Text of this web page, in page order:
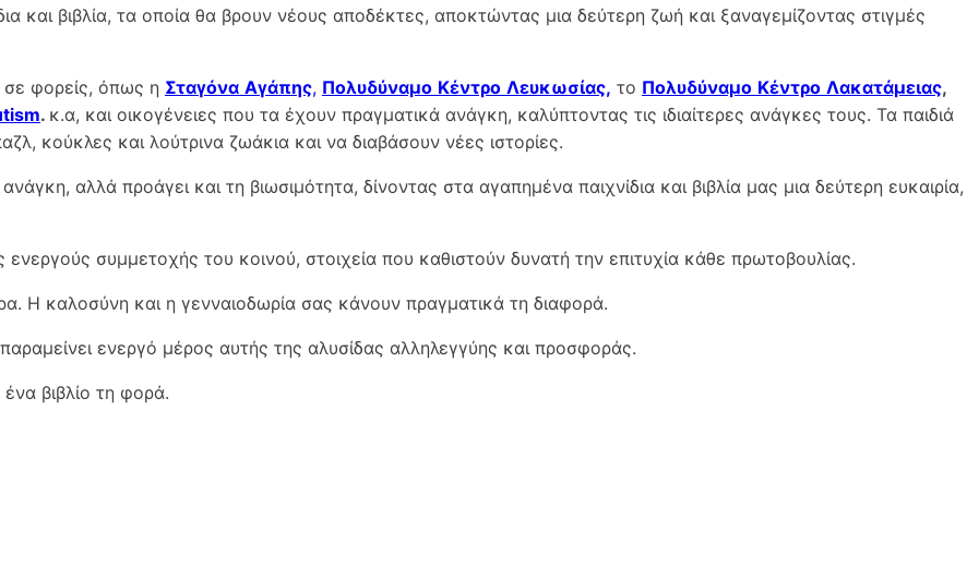
και βιβλία, τα οποία θα βρουν νέους αποδέκτες, αποκτώντας μια δεύτερη ζωή και ξαναγεμίζοντας στιγμές
σε φορείς, όπως η Σταγόνα Αγάπης, Πολυδύναμο Κέντρο Λευκωσίας, το Πολυδύναμο Κέντρο Λακατάμειας,
. κ.α, και οικογένειες που τα έχουν πραγματικά ανάγκη, καλύπτοντας τις ιδιαίτερες ανάγκες τους. Τα παιδιά
κούκλες και λούτρινα ζωάκια και να διαβάσουν νέες ιστορίες.
αλλά προάγει και τη βιωσιμότητα, δίνοντας στα αγαπημένα παιχνίδια και βιβλία μας μια δεύτερη ευκαιρία,
συμμετοχής του κοινού, στοιχεία που καθιστούν δυνατή την επιτυχία κάθε πρωτοβουλίας.
Η καλοσύνη και η γενναιοδωρία σας κάνουν πραγματικά τη διαφορά.
ενεργό μέρος αυτής της αλυσίδας αλληλεγγύης και προσφοράς.
βιβλίο τη φορά.